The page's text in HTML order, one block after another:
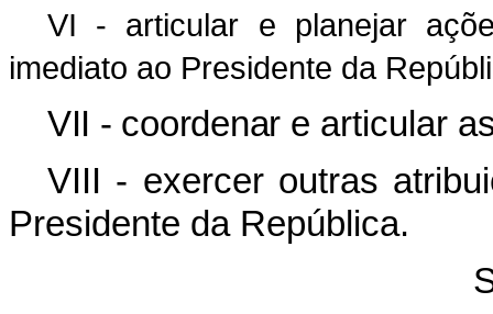
VI - articular e planejar
imediato ao Presidente da
VII - coordenar e articular
VIII - exercer outras
Presidente da República.